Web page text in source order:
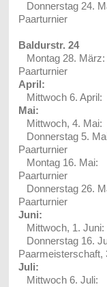
Donnerstag
Paarturnier
Baldurstr. 24
Montag 28.
Paarturnier
April:
Mittwoch 6.
Mai:
Mittwoch, 4.
Donnerstag
Paarturnier
Montag 16.
Paarturnier
Donnerstag
Paarturnier
Juni:
Mittwoch, 1.
Donnerstag
Paarmeisterschaft,
Juli:
Mittwoch 6.